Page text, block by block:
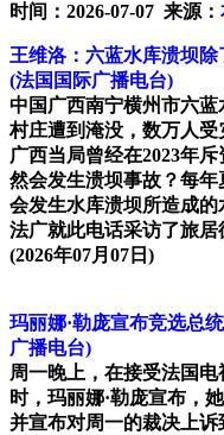
时间：2026-07-07 来源：
王维洛：六蓝水库溃坝
(法国国际广播电台)
中国广西南宁横州市六
村庄遭到淹没，数万人受
广西当局曾经在2023年
然会发生溃坝事故？每
会发生水库溃坝所造成
法广就此电话采访了旅
(2026年07月07日)
玛丽娜·勒庞宣布竞选总
广播电台)
周一晚上，在接受法国
时，玛丽娜·勒庞宣布，
并宣布对周一的裁决上诉